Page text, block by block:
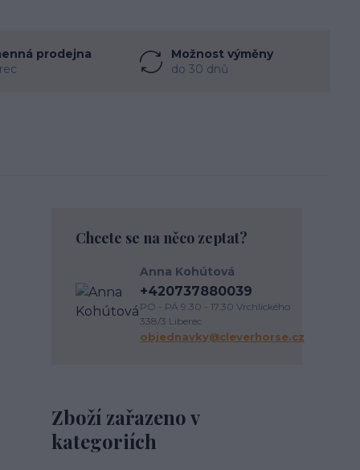
prodejna
Možnost výměny
do 30 dnů
Zboží zařazeno v
kategoriích
Chcete se na něco zeptat?
Anna Kohútová
+420737880039
PO - PÁ 9.30 - 17.30 Vrchlického
338/3 Liberec
objednavky@cleverhorse.cz